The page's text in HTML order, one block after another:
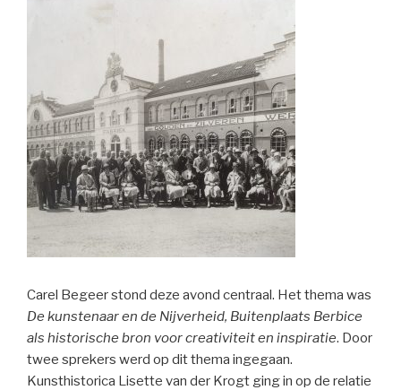
Carel Begeer stond deze avond centraal. Het thema was
De kunstenaar en de Nijverheid, Buitenplaats Berbice
als historische bron voor creativiteit en inspiratie. Door
twee sprekers werd op dit thema ingegaan.
Kunsthistorica Lisette van der Krogt ging in op de relatie